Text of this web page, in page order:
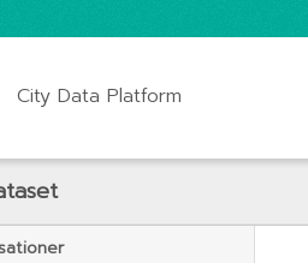
City Data Platform